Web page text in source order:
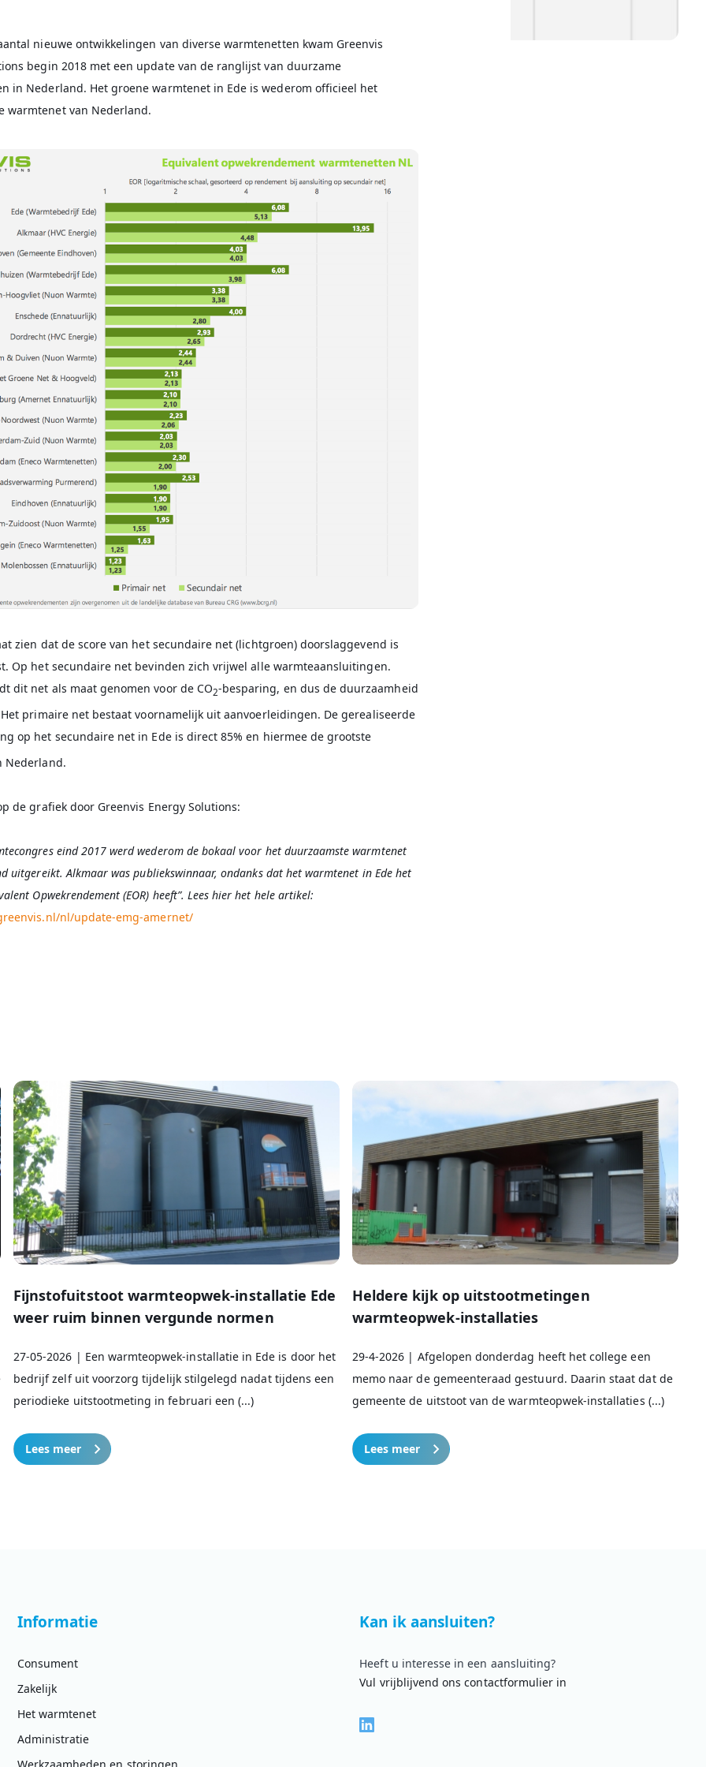
nieuwe ontwikkelingen van diverse warmtenetten kwam Greenvis
begin 2018 met een update van de ranglijst van duurzame
in Nederland. Het groene warmtenet in Ede is wederom officieel het
warmtenet van Nederland.
zien dat de score van het secundaire net (lichtgroen) doorslaggevend is
Op het secundaire net bevinden zich vrijwel alle warmteaansluitingen.
dit net als maat genomen voor de CO2-besparing, en dus de duurzaamheid
primaire net bestaat voornamelijk uit aanvoerleidingen. De gerealiseerde
op het secundaire net in Ede is direct 85% en hiermee de grootste
Nederland.
de grafiek door Greenvis Energy Solutions:
eind 2017 werd wederom de bokaal voor het duurzaamste warmtenet
uitgereikt. Alkmaar was publiekswinnaar, ondanks dat het warmtenet in Ede het
Opwekrendement (EOR) heeft”. Lees hier het hele artikel:
nl/update-emg-amernet/
Fijnstofuitstoot warmteopwek-installatie Ede
weer ruim binnen vergunde normen
27-05-2026 | Een warmteopwek-installatie in Ede is door het
bedrijf zelf uit voorzorg tijdelijk stilgelegd nadat tijdens een
periodieke uitstootmeting in februari een (...)
Lees meer
Heldere kijk op uitstootmetingen
warmteopwek-installaties
29-4-2026 | Afgelopen donderdag heeft het college een
memo naar de gemeenteraad gestuurd. Daarin staat dat de
gemeente de uitstoot van de warmteopwek-installaties (...)
Lees meer
Informatie
Consument
Zakelijk
Het warmtenet
Administratie
Kan ik aansluiten?
Heeft u interesse in een aansluiting?
Vul vrijblijvend ons contactformulier in